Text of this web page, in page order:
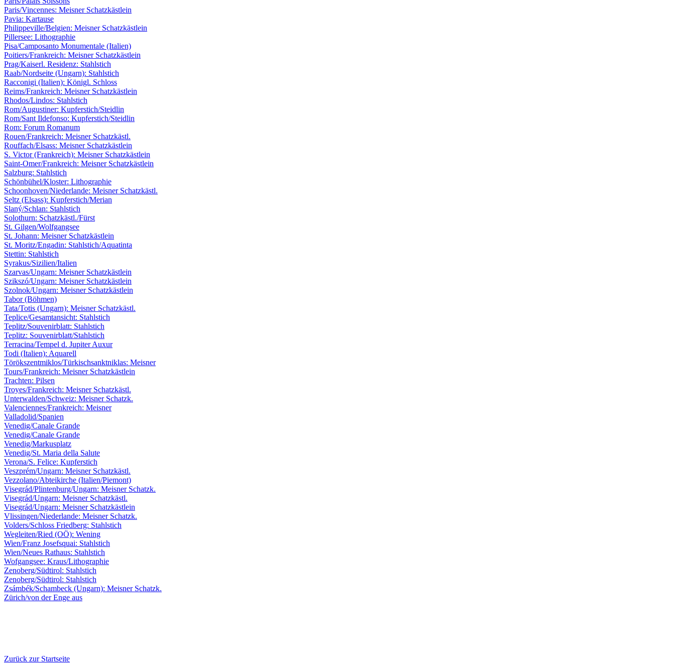
Paris/Vincennes: Meisner Schatzkästlein
Pavia: Kartause
Philippeville/Belgien: Meisner Schatzkästlein
Pillersee: Lithographie
Pisa/Camposanto Monumentale (Italien)
Poitiers/Frankreich: Meisner Schatzkästlein
Prag/Kaiserl. Residenz: Stahlstich
Raab/Nordseite (Ungarn): Stahlstich
Racconigi (Italien): Königl. Schloss
Reims/Frankreich: Meisner Schatzkästlein
Rhodos/Lindos: Stahlstich
Rom/Augustiner: Kupferstich/Steidlin
Rom/Sant Ildefonso: Kupferstich/Steidlin
Rom: Forum Romanum
Rouen/Frankreich: Meisner Schatzkästl.
Rouffach/Elsass: Meisner Schatzkästlein
S. Victor (Frankreich): Meisner Schatzkästlein
Saint-Omer/Frankreich: Meisner Schatzkästlein
Salzburg: Stahlstich
Schönbühel/Kloster: Lithographie
Schoonhoven/Niederlande: Meisner Schatzkästl.
Seltz (Elsass): Kupferstich/Merian
Slaný/Schlan: Stahlstich
Solothurn: Schatzkästl./Fürst
St. Gilgen/Wolfgangsee
St. Johann: Meisner Schatzkästlein
St. Moritz/Engadin: Stahlstich/Aquatinta
Stettin: Stahlstich
Syrakus/Sizilien/Italien
Szarvas/Ungarn: Meisner Schatzkästlein
Szikszó/Ungarn: Meisner Schatzkästlein
Szolnok/Ungarn: Meisner Schatzkästlein
Tabor (Böhmen)
Tata/Totis (Ungarn): Meisner Schatzkästl.
Teplice/Gesamtansicht: Stahlstich
Teplitz/Souvenirblatt: Stahlstich
Teplitz: Souvenirblatt/Stahlstich
Terracina/Tempel d. Jupiter Auxur
Todi (Italien): Aquarell
Törökszentmiklos/Türkischsanktniklas: Meisner
Tours/Frankreich: Meisner Schatzkästlein
Trachten: Pilsen
Troyes/Frankreich: Meisner Schatzkästl.
Unterwalden/Schweiz: Meisner Schatzk.
Valenciennes/Frankreich: Meisner
Valladolid/Spanien
Venedig/Canale Grande
Venedig/Canale Grande
Venedig/Markusplatz
Venedig/St. Maria della Salute
Verona/S. Felice: Kupferstich
Veszprém/Ungarn: Meisner Schatzkästl.
Vezzolano/Abteikirche (Italien/Piemont)
Visegrád/Plintenburg/Ungarn: Meisner Schatzk.
Visegrád/Ungarn: Meisner Schatzkästl.
Visegrád/Ungarn: Meisner Schatzkästlein
Vlissingen/Niederlande: Meisner Schatzk.
Volders/Schloss Friedberg: Stahlstich
Wegleiten/Ried (OÖ): Wening
Wien/Franz Josefsquai: Stahlstich
Wien/Neues Rathaus: Stahlstich
Wofgangsee: Kraus/Lithographie
Zenoberg/Südtirol: Stahlstich
Zenoberg/Südtirol: Stahlstich
Zsámbék/Schambeck (Ungarn): Meisner Schatzk.
Zürich/von der Enge aus
Zurück zur Startseite